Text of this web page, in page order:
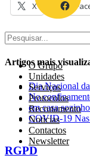
O Grupo
Unidades
Serviços
Protocolos
Recrutamento
Notícias
Contactos
Newsletter
X
Artigos mais
Dia Nacional
No
em casa
COVID-19 Nas
RGPD